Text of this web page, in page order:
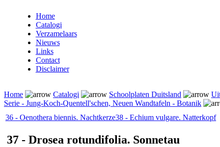
Home
Catalogi
Verzamelaars
Nieuws
Links
Contact
Disclaimer
Home Catalogi Schoolplaten Duitsland
Serie - Jung-Koch-Quentell'schen, Neuen Wandtafeln - Botanik
36 - Oenothera biennis. Nachtkerze38 - Echium vulgare. Natterkopf
37 - Drosea rotundifolia. Sonnetau